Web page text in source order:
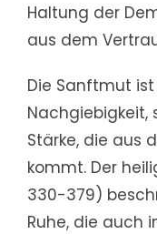
Haltung der
aus dem
Die Sanftmut
Nachgiebigkeit,
Stärke, die aus
kommt. Der
330-379)
Ruhe, die auch